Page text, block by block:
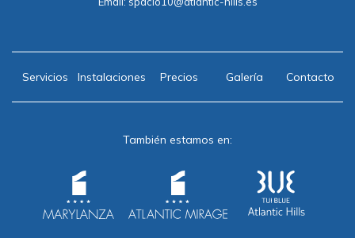
Servicios Instalaciones Precios Galería Contacto
También estamos en: